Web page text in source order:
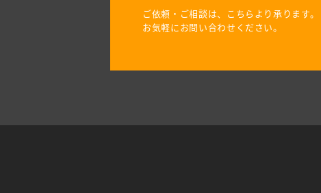
ご依頼・ご相談は、こちらより承ります。
お気軽にお問い合わせください。